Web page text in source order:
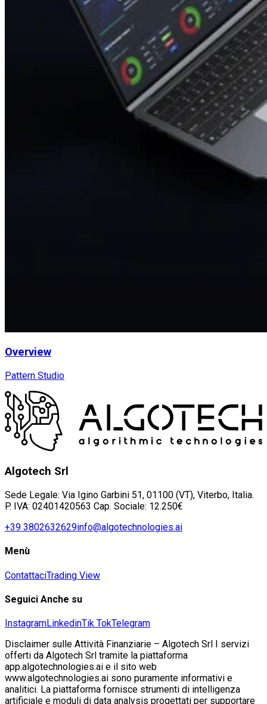
Overview
Pattern Studio
Algotech Srl
Sede Legale: Via Igino Garbini 51, 01100 (VT), Viterbo, Italia.
P. IVA: 02401420563 Cap. Sociale: 12.250€
+39 3802632629info@algotechnologies.ai
Menù
ContattaciTrading View
Seguici Anche su
InstagramLinkedinTik TokTelegram
Disclaimer sulle Attività Finanziarie – Algotech Srl I servizi
offerti da Algotech Srl tramite la piattaforma
app.algotechnologies.ai e il sito web
www.algotechnologies.ai sono puramente informativi e
analitici. La piattaforma fornisce strumenti di intelligenza
artificiale e moduli di data analysis progettati per supportare